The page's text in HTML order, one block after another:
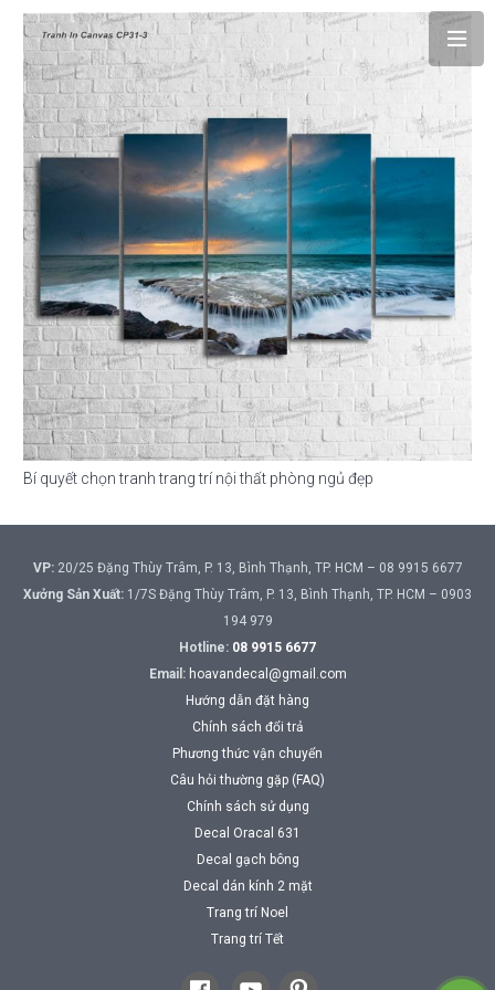
Bí quyết chọn tranh trang trí nội thất phòng ngủ đẹp
VP:20/25 Đặng Thùy Trâm, P. 13, Bình Thạnh, TP. HCM – 08 9915 6677
Xưởng Sản Xuất: 1/7S Đặng Thùy Trâm, P. 13, Bình Thạnh, TP. HCM – 0903
194 979
Hotline: 08 9915 6677
Email: hoavandecal@gmail.com
Hướng dẫn đặt hàng
Chính sách đổi trả
Phương thức vận chuyển
Câu hỏi thường gặp (FAQ)
Chính sách sử dụng
Decal Oracal 631
Decal gạch bông
Decal dán kính 2 mặt
Trang trí Noel
Trang trí Tết